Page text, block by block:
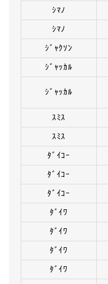
ｼﾏﾉ
ｼﾏﾉ
ｼﾞｬｸｿﾝ
ｼﾞｬｯｶﾙ
ｼﾞｬｯｶﾙ
ｽﾐｽ
ｽﾐｽ
ﾀﾞｲｺｰ
ﾀﾞｲｺｰ
ﾀﾞｲｺｰ
ﾀﾞｲﾜ
ﾀﾞｲﾜ
ﾀﾞｲﾜ
ﾀﾞｲﾜ